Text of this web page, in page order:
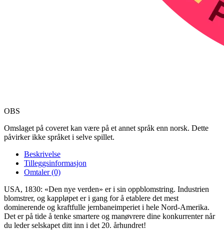
OBS
Omslaget på coveret kan være på et annet språk enn norsk. Dette
påvirker ikke språket i selve spillet.
Beskrivelse
Tilleggsinformasjon
Omtaler (0)
USA, 1830: «Den nye verden» er i sin oppblomstring. Industrien
blomstrer, og kappløpet er i gang for å etablere det mest
dominerende og kraftfulle jernbaneimperiet i hele Nord-Amerika.
Det er på tide å tenke smartere og manøvrere dine konkurrenter når
du leder selskapet ditt inn i det 20. århundret!